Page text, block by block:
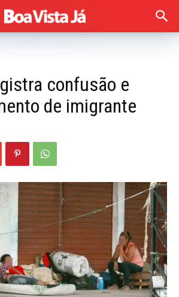
confusão e
de imigrante